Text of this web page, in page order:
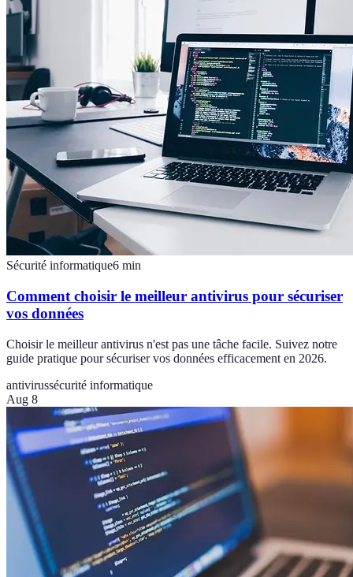
Sécurité informatique6 min
Comment choisir le meilleur antivirus pour sécuriser
vos données
Choisir le meilleur antivirus n'est pas une tâche facile. Suivez notre
guide pratique pour sécuriser vos données efficacement en 2026.
antivirussécurité informatique
Aug 8